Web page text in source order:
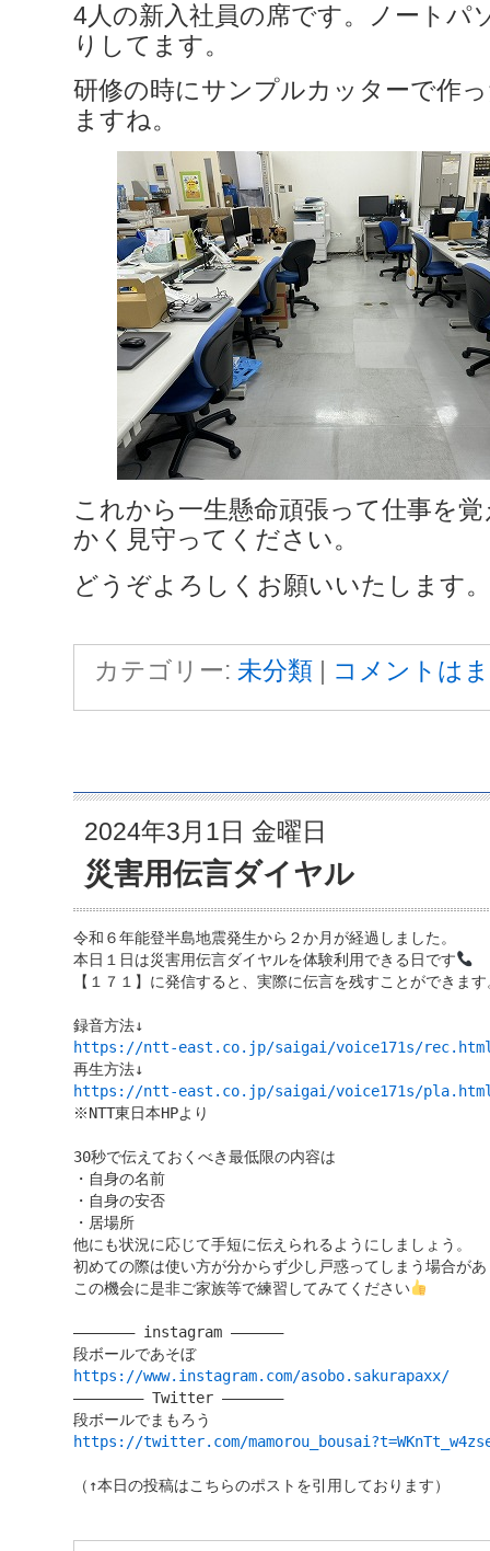
4人の新入社員の席です。ノートパ
りしてます。
研修の時にサンプルカッターで作
ますね。
これから一生懸命頑張って仕事を
かく見守ってください。
どうぞよろしくお願いいたします。
カテゴリー: 未分類 | コメントは
2024年3月1日 金曜日
災害用伝言ダイヤル
令和６年能登半島地震発生から２か月が経過しました。
本日１日は災害用伝言ダイヤルを体験利用できる日です
【１７１】に発信すると、実際に伝言を残すことができます
https://ntt-east.co.jp/saigai/voice171s/
https://ntt-east.co.jp/saigai/voice171s/
※NTT東日本HPより
30秒で伝えておくべき最低限の内容は
・自身の名前
・自身の安否
・居場所
他にも状況に応じて手短に伝えられるようにしましょう。
初めての際は使い方が分からず少し戸惑ってしまう場合が
この機会に是非ご家族等で練習してみてください
——————— instagram ——————
https://www.instagram.com/asobo.sakurapaxx/
———————— Twitter ———————
https://twitter.com/
（↑本日の投稿はこちらのポストを引用しております）